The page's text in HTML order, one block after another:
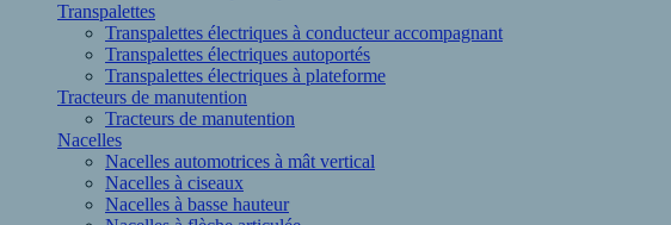
Transpalettes
Transpalettes électriques à conducteur accompagnant
Transpalettes électriques autoportés
Transpalettes électriques à plateforme
Tracteurs de manutention
Tracteurs de manutention
Nacelles
Nacelles automotrices à mât vertical
Nacelles à ciseaux
Nacelles à basse hauteur